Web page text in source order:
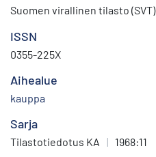
Suomen virallinen tilasto (SVT)
ISSN
0355-225X
Aihealue
kauppa
Sarja
Tilastotiedotus KA | 1968:11